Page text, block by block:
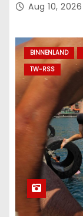
Aug 10, 2026
BINNENLAND
TW-RSS